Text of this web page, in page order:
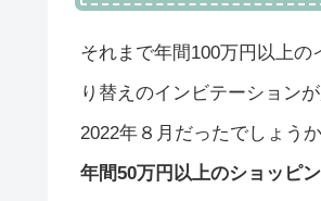
それまで年間100万円以上
り替えのインビテーション
2022年８月だったでしょう
年間50万円以上のショッピ